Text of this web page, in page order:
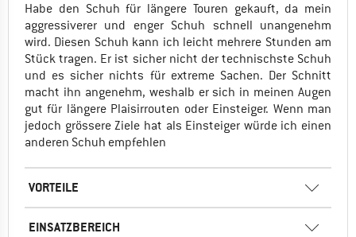
Habe den Schuh für längere Touren gekauft, da mein
aggressiverer und enger Schuh schnell unangenehm
wird. Diesen Schuh kann ich leicht mehrere Stunden am
Stück tragen. Er ist sicher nicht der technischste Schuh
und es sicher nichts für extreme Sachen. Der Schnitt
macht ihn angenehm, weshalb er sich in meinen Augen
gut für längere Plaisirrouten oder Einsteiger. Wenn man
jedoch grössere Ziele hat als Einsteiger würde ich einen
anderen Schuh empfehlen
VORTEILE
EINSATZBEREICH